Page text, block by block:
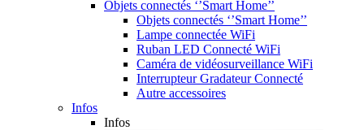
Objets connectés ‘’Smart Home’’
Objets connectés ‘’Smart Home’’
Lampe connectée WiFi
Ruban LED Connecté WiFi
Caméra de vidéosurveillance WiFi
Interrupteur Gradateur Connecté
Autre accessoires
Infos
Infos